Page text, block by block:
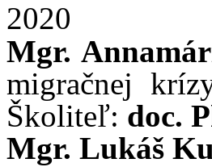
2020
Mgr.
migračnej
Školiteľ: doc.
Mgr. Lukáš